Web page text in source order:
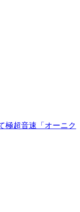
極超音速「オーニク